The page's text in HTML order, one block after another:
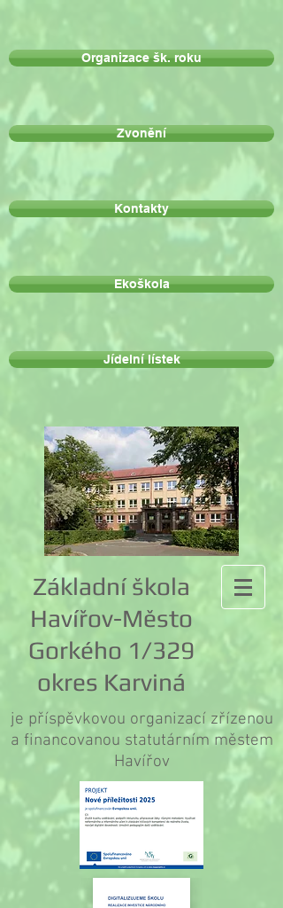
Organizace šk. roku
Zvonění
Kontakty
Ekoškola
Jídelní lístek
Základní škola
Havířov-Město
Gorkého 1/329
okres Karviná
je příspěvkovou organizací zřízenou
a financovanou statutárním městem
Havířov